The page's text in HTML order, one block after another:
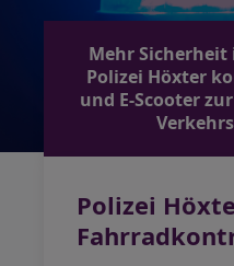
Mehr
Polizei Höxter
und E-Scooter
Polizei